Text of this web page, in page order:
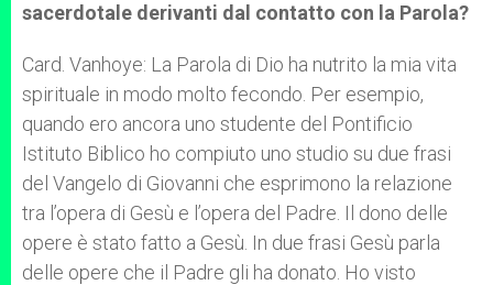
sacerdotale derivanti dal contatto con la Parola?
Card. Vanhoye: La Parola di Dio ha nutrito la mia vita
spirituale in modo molto fecondo. Per esempio,
quando ero ancora uno studente del Pontificio
Istituto Biblico ho compiuto uno studio su due frasi
del Vangelo di Giovanni che esprimono la relazione
tra l’opera di Gesù e l’opera del Padre. Il dono delle
opere è stato fatto a Gesù. In due frasi Gesù parla
delle opere che il Padre gli ha donato. Ho visto